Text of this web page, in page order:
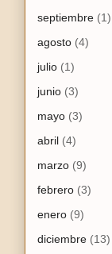
septiembre (1)
agosto (4)
julio (1)
junio (3)
mayo (3)
abril (4)
marzo (9)
febrero (3)
enero (9)
diciembre (13)